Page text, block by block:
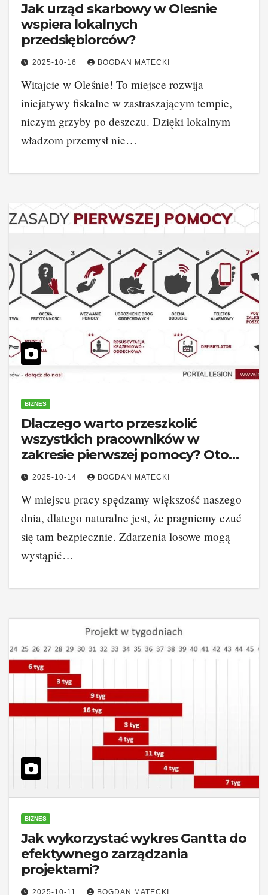
Jak urząd skarbowy w Olesnie
wspiera lokalnych
przedsiębiorców?
2025-10-16 BOGDAN MATECKI
Witajcie w Oleśnie! To miejsce rozwija
inicjatywy fiskalne w zastraszającym tempie,
niczym grzyby po deszczu. Dzięki lokalnym
władzom przemysł nie…
BIZNES
Dlaczego warto przeszkolić
wszystkich pracowników w
zakresie pierwszej pomocy? Oto
kluczowe powody dla firm!
2025-10-14 BOGDAN MATECKI
W miejscu pracy spędzamy większość naszego
dnia, dlatego naturalne jest, że pragniemy czuć
się tam bezpiecznie. Zdarzenia losowe mogą
wystąpić…
BIZNES
Jak wykorzystać wykres Gantta do
efektywnego zarządzania
projektami?
2025-10-11 BOGDAN MATECKI